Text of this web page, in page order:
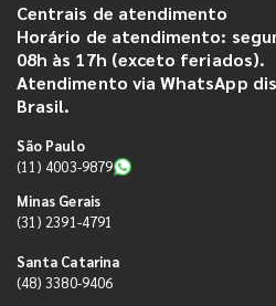
Centrais de atendimento
Horário de atendimento:
08h às 17h (exceto feriados).
Atendimento via WhatsApp
Brasil.
São Paulo
(11) 4003-9879
Minas Gerais
(31) 2391-4791
Santa Catarina
(48) 3380-9406